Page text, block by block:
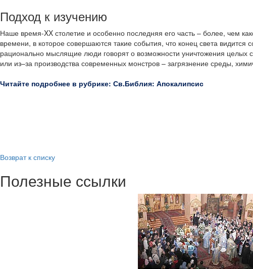
Подход к изучению
Наше время-XX столетие и особенно последняя его часть – более, чем
времени, в которое совершаются такие события, что конец света
рационально мыслящие люди говорят о возможности уничтожения целых
или из–за производства современных монстров – загрязнение среды,
Читайте подробнее в рубрике: Св.Библия: Апокалипсис
Возврат к списку
Полезные ссылки